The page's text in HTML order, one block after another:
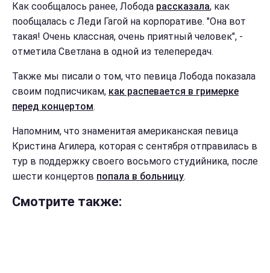
Как сообщалось ранее, Лобода рассказала, как
пообщалась с Леди Гагой на корпоративе. "Она вот
такая! Очень классная, очень приятный человек", -
отметила Светлана в одной из телепередач.
Также мы писали о том, что певица Лобода показала
своим подписчикам, как распевается в гримерке
перед концертом.
Напомним, что знаменитая американская певица
Кристина Агилера, которая с сентября отправилась в
тур в поддержку своего восьмого студийника, после
шести концертов попала в больницу.
Смотрите также: